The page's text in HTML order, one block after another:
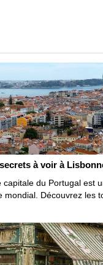
à voir à
capitale du Portugal est
mondial. Découvrez les